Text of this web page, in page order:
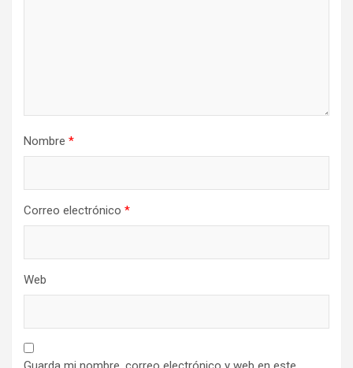
Nombre *
Correo electrónico *
Web